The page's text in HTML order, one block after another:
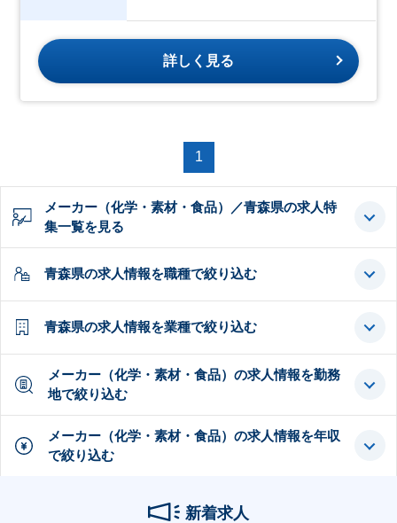
詳しく見る
1
メーカー（化学・素材・食品）／青森県の求人特
集一覧を見る
青森県の求人情報を職種で絞り込む
青森県の求人情報を業種で絞り込む
メーカー（化学・素材・食品）の求人情報を勤務
地で絞り込む
メーカー（化学・素材・食品）の求人情報を年収
で絞り込む
新着求人